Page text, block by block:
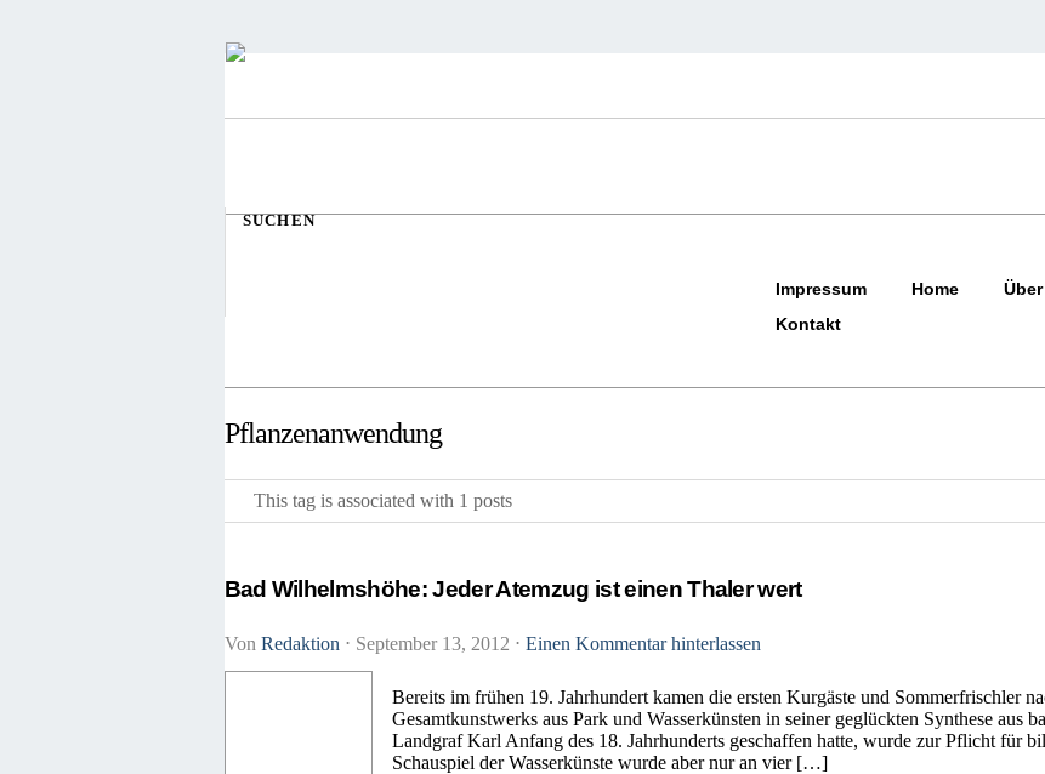
SUCHEN
Impressum Home Über
Kontakt
Pflanzenanwendung
This tag is associated with 1 posts
Bad Wilhelmshöhe: Jeder Atemzug ist einen Thaler wert
Von Redaktion ⋅ September 13, 2012 ⋅ Einen Kommentar hinterlassen
Bereits im frühen 19. Jahrhundert kamen die ersten Kurgäste und Sommerfrischler
Gesamtkunstwerks aus Park und Wasserkünsten in seiner geglückten Synthese aus
Landgraf Karl Anfang des 18. Jahrhunderts geschaffen hatte, wurde zur Pflicht für
Schauspiel der Wasserkünste wurde aber nur an vier […]